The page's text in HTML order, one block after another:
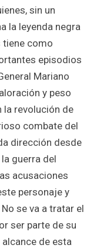
sin un
la leyenda negra
tiene como
episodios
Mariano
y peso
la revolución de
combate del
dirección desde
guerra del
acusaciones
personaje y
se va a tratar el
ser parte de su
de esta